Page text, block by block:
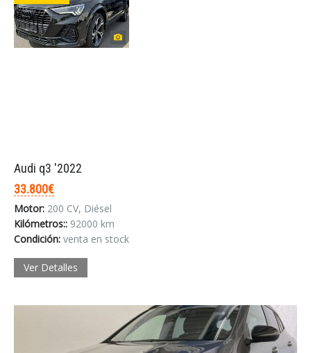
Audi q3 '2022
33.800€
Motor: 200 CV, Diésel
Kilómetros:: 92000 km
Condición: venta en stock
Ver Detalles